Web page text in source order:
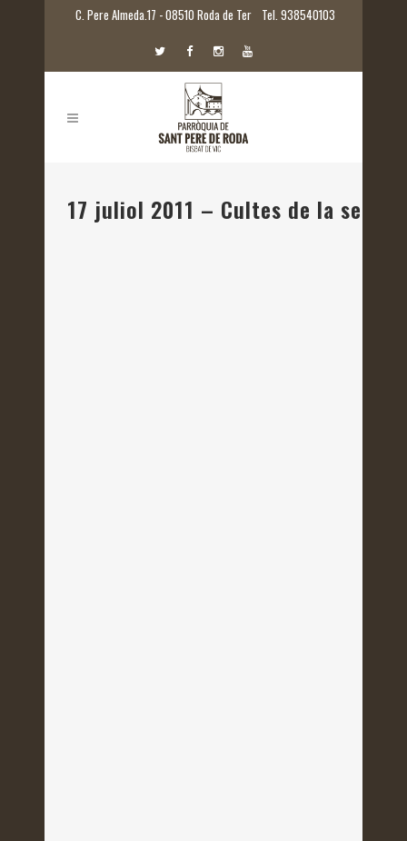
C. Pere Almeda.17 - 08510 Roda de Ter Tel. 938540103
17 juliol 2011 – Cultes de la